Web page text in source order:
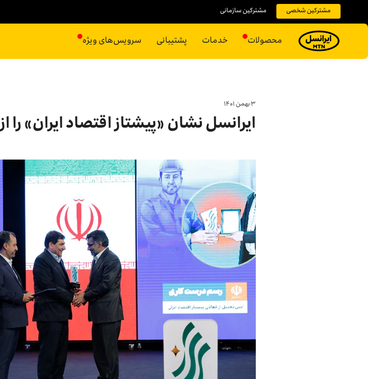
مشترکین شخصی مشترکین سازمانی
محصولات خدمات پشتیبانی سرویس‌های ویژه
۳ بهمن ۱۴۰۱
ایرانسل نشان «پیشتاز اقتصاد ایران»